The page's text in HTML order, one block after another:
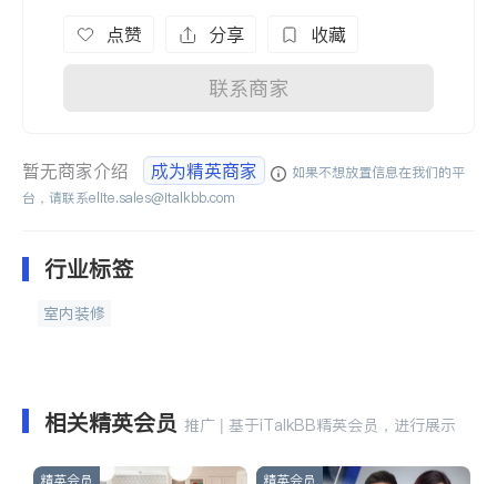
点赞 分享 收藏
联系商家
暂无商家介绍 成为精英商家
如果不想放置信息在我们的平
台，请联系elite.sales@italkbb.com
行业标签
室内装修
相关精英会员 推广 | 基于iTalkBB精英会员，进行展示